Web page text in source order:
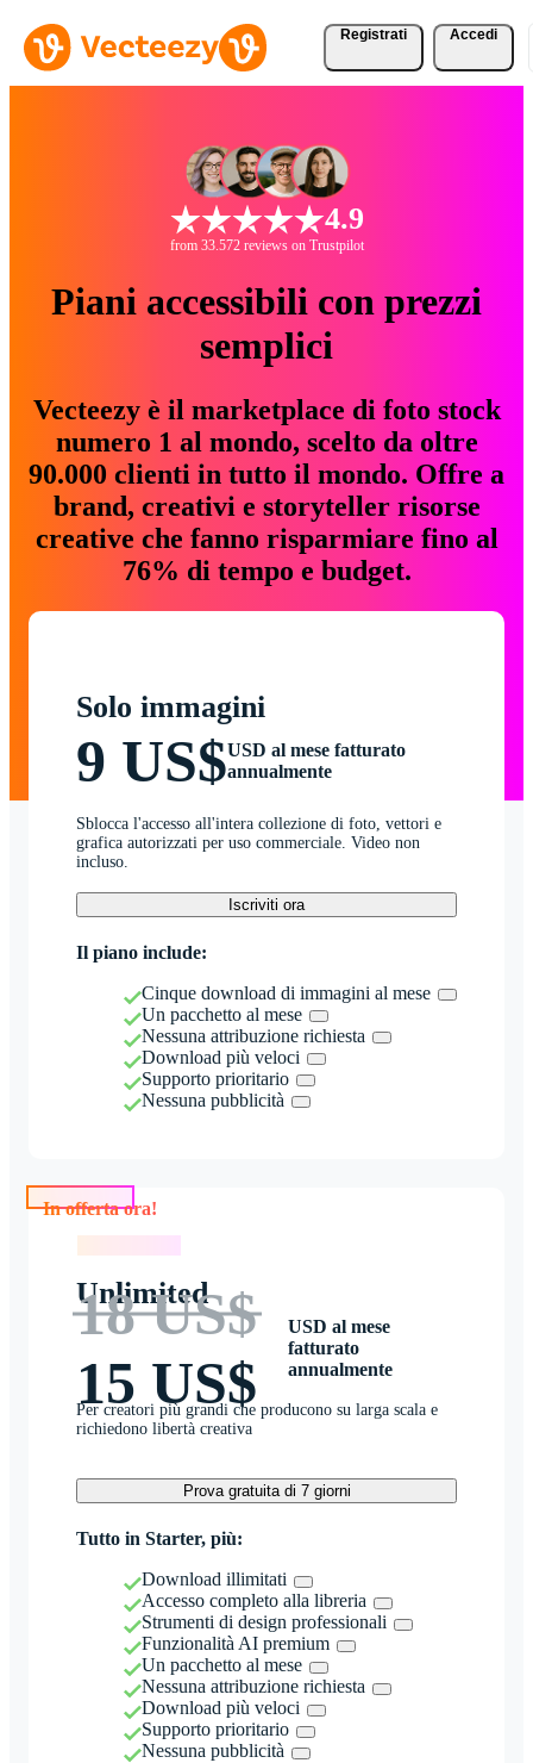
Registrati Accedi
4.9
from 33.572 reviews on Trustpilot
Piani accessibili con prezzi
semplici
Vecteezy è il marketplace di foto stock
numero 1 al mondo, scelto da oltre
90.000 clienti in tutto il mondo. Offre a
brand, creativi e storyteller risorse
creative che fanno risparmiare fino al
76% di tempo e budget.
Solo immagini
9 US$USD al mese fatturato
annualmente
Sblocca l'accesso all'intera collezione di foto, vettori e
grafica autorizzati per uso commerciale. Video non
incluso.
Iscriviti ora
Il piano include:
Cinque download di immagini al mese
Un pacchetto al mese
Nessuna attribuzione richiesta
Download più veloci
Supporto prioritario
Nessuna pubblicità
Unlimited
18 US$
15 US$
USD al mese
fatturato
annualmente
Per creatori più grandi che producono su larga scala e
richiedono libertà creativa
Prova gratuita di 7 giorni
Tutto in Starter, più:
Download illimitati
Accesso completo alla libreria
Strumenti di design professionali
Funzionalità AI premium
Un pacchetto al mese
Nessuna attribuzione richiesta
Download più veloci
Supporto prioritario
Nessuna pubblicità